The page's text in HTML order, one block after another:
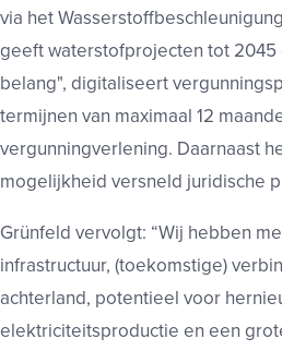
via het
geeft waterstofprojecten tot 2045
belang", digitaliseert
termijnen van maximaal 12
vergunningverlening. Daarnaast
mogelijkheid versneld juridische
Grünfeld vervolgt: “Wij hebben
infrastructuur, (toekomstige)
achterland, potentieel voor
elektriciteitsproductie en een